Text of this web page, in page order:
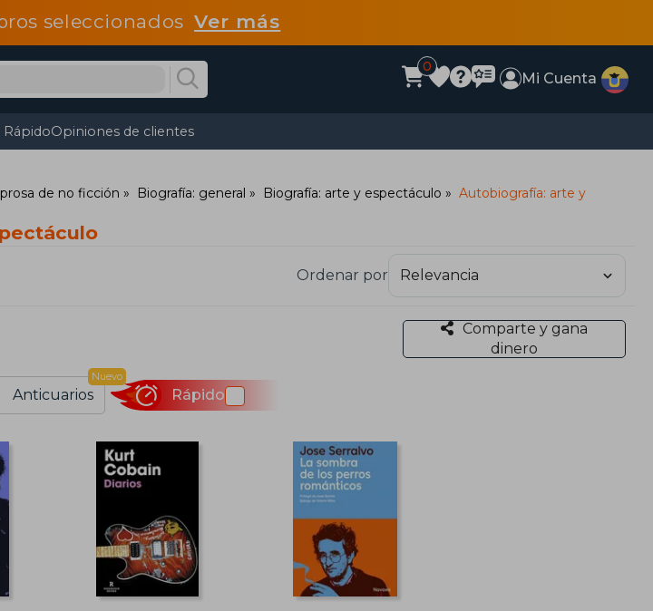
seleccionadosVer más
0
Mi Cuenta
Opiniones de clientes
de no ficción Biografía: general Biografía: arte y espectáculo
Autobiografía: arte y
Ordenar por
Comparte y gana
dinero
Anticuarios
Nuevo
Rápido